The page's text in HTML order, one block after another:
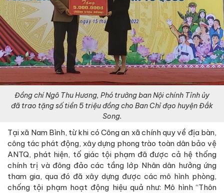
Đồng chí Ngô Thu Hương, Phó trưởng ban Nội chính Tỉnh ủy
đã trao tặng số tiền 5 triệu đồng cho Ban Chỉ đạo huyện Đắk
Song.
Tại xã Nam Bình, từ khi có Công an xã chính quy về địa bàn,
công tác phát động, xây dựng phong trào toàn dân bảo vệ
ANTQ, phát hiện, tố giác tội phạm đã được cả hệ thống
chính trị và đông đảo các tầng lớp Nhân dân hưởng ứng
tham gia, qua đó đã xây dựng được các mô hình phòng,
chống tội phạm hoạt động hiệu quả như: Mô hình “Thôn